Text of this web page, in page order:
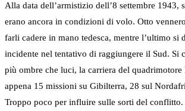
Alla data dell’armistizio dell’8 settembre 1943,
erano ancora in condizioni di volo. Otto
farli cadere in mano tedesca, mentre l’ultimo si
incidente nel tentativo di raggiungere il Sud. Si
più ombre che luci, la carriera del quadrimotore
appena 15 missioni su Gibilterra, 28 sul
Troppo poco per influire sulle sorti del conflitto.